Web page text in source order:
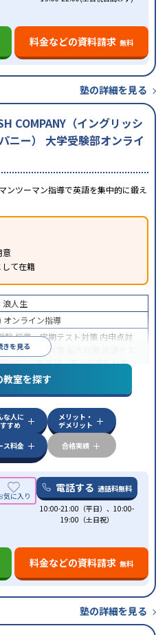
料金などの資料請求 無料
塾の詳細を見る
COMPANY（イングリッシ
ニー） 大学受験部オンライ
ンツーマン指導で英語を集中的に鍛え
意
て在籍
きを見る
浪人生
オンライン指導
験授業・定期テスト対策 内申点対
着国公立大対策
検定)対策英語・英会話特化対策
対応授業の振替可能
タブレットを利用オンライン対応1
能
教室を探す
な人に
すめ
メリット・
デメリット
ス料金 合格実績
電話する 通話料無料
10:00-21:00（平日）、10:00-
19:00（土日祝）
料金などの資料請求 無料
塾の詳細を見る